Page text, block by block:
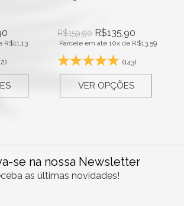
R$11,13
R$159,90 R$135,90
Parcele em até 10x de R$13,59
(143)
VER OPÇÕES
se na nossa Newsletter
as últimas novidades!